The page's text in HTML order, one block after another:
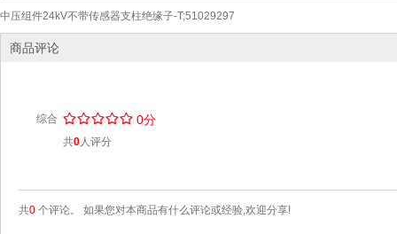
中压组件24kV不带传感器支柱绝缘子-T;51029297
商品评论
综合 /////
..... 0分
共0人评分
共0 个评论。 如果您对本商品有什么评论或经验,欢迎分享!